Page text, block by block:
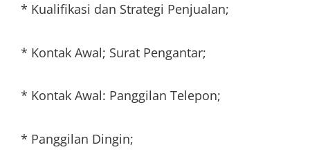
* Kualifikasi dan Strategi Penjualan;
* Kontak Awal; Surat Pengantar;
* Kontak Awal: Panggilan Telepon;
* Panggilan Dingin;